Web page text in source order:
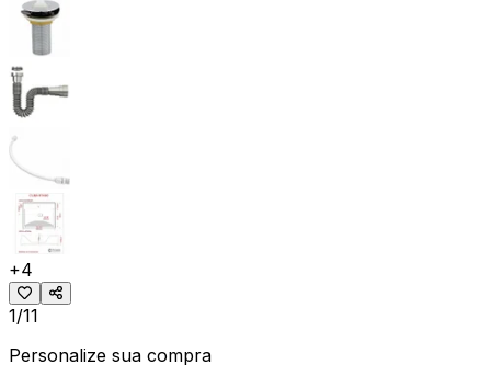
+4
1/11
Personalize sua compra